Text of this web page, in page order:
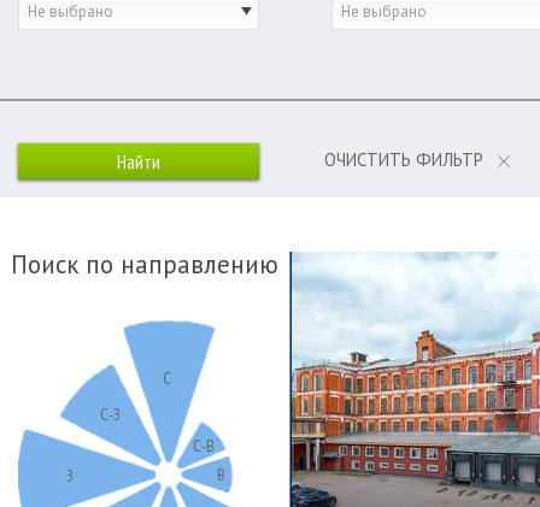
Не выбрано Не выбрано
ОЧИСТИТЬ ФИЛЬТР
Поиск по направлению
С
С-В
В
З
С-З